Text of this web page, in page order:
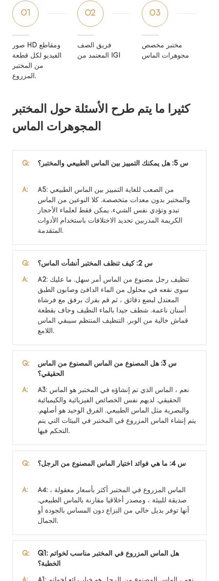
01
صور HD ومقاطع
الفيديو لكل قطعة
من المختبر
المزروع.
02
فريق الصف
المعتمد من IGI
03
مختبر مخصص
مجوهرات الماس
كثيرا ما يتم طرح الأسئلة حول المختبر
المجوهرات الماس
Q:
A:
A5: من الصعب للغاية التمييز بين الماس الطبيعي
والمختبر بدون معدات متخصصة. كلا النوعين من الماس
تبدو وتؤدي نفس الشيء. يمكن فقط لعلماء الأحجار
الكريمة المدربين تحديد الاختلافات باستخدام الأدوات
المتقدمة.
Q:
A:
A2: تنظيف رجل مصنوع من الماس أمر سهل. ما عليك
سوى نقعه في محلول من الماء الدافئ وصابون الطبق
المعتدل لبضع دقائق ، ثم قم بفرك برفق مع فرشاة
أسنان ناعمة. شطف جيدا بالماء النظيف وجاف بقطعة
قماش خالية من الوبر. التنظيف المنتظم سيبقي الماس
اللامع.
Q:
س 3: هل المصنوع من الماس المصنوع من الماس
A:
A3: نعم ، الماس الذي تم إنشاؤه في المختبر هو الماس
الحقيقي. لديهم نفس الخصائص الفيزيائية والكيميائية
والبصرية مثل الماس الطبيعي. الفرق الوحيد هو أصلهم.
يتم إنشاء الماس المزروع في المختبر في البيئات التي يتم
التحكم فيها.
Q:
A:
A4: الماس المزروع في المختبر أكثر بأسعار معقولة ،
صديقة للبيئة ، ومصدر أخلاقيا مقارنة بالماس الطبيعي.
أنها توفر بديل خالي من النزاع دون المساس بالجودة أو
الجمال.
Q:
Q1: هل الماس المزروع في المختبر مناسب لخواتم